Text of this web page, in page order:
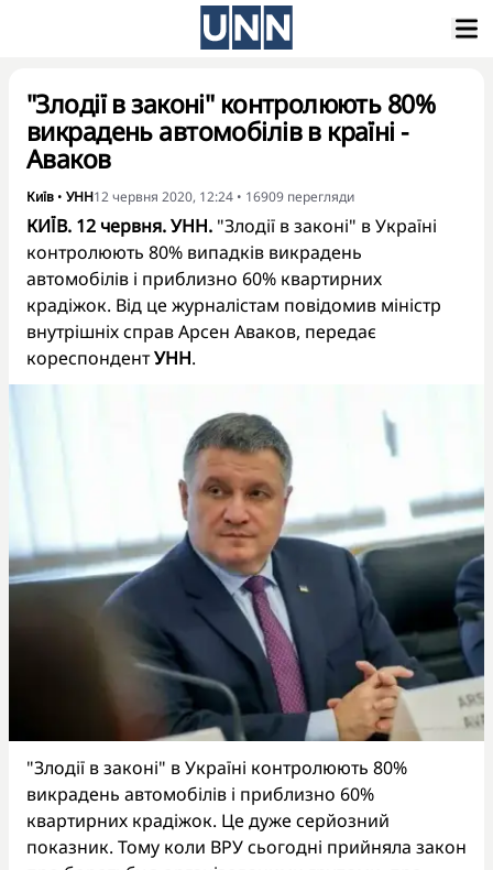
"Злодії в законі" контролюють 80%
викрадень автомобілів в країні -
Аваков
Київ • УНН12 червня 2020, 12:24 • 16909 перегляди
КИЇВ. 12 червня. УНН. "Злодії в законі" в Україні
контролюють 80% випадків викрадень
автомобілів і приблизно 60% квартирних
крадіжок. Від це журналістам повідомив міністр
внутрішніх справ Арсен Аваков, передає
кореспондентУНН.
"Злодії в законі" в Україні контролюють 80%
викрадень автомобілів і приблизно 60%
квартирних крадіжок. Це дуже серйозний
показник. Тому коли ВРУ сьогодні прийняла закон